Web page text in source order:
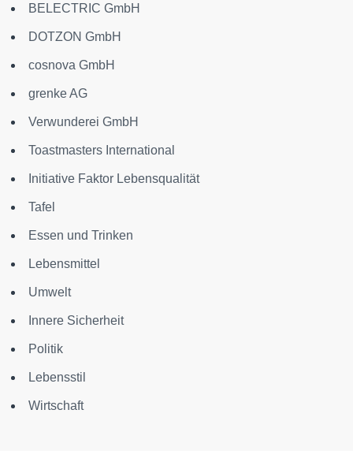
BELECTRIC GmbH
DOTZON GmbH
cosnova GmbH
grenke AG
Verwunderei GmbH
Toastmasters International
Initiative Faktor Lebensqualität
Tafel
Essen und Trinken
Lebensmittel
Umwelt
Innere Sicherheit
Politik
Lebensstil
Wirtschaft